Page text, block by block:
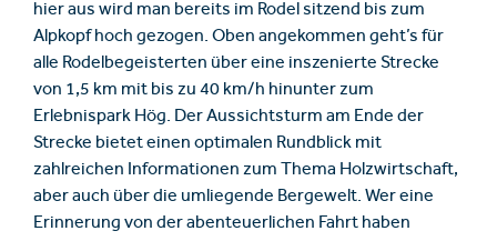
hier aus wird man bereits im Rodel sitzend bis zum
Alpkopf hoch gezogen. Oben angekommen geht’s für
alle Rodelbegeisterten über eine inszenierte Strecke
von 1,5 km mit bis zu 40 km/h hinunter zum
Erlebnispark Hög. Der Aussichtsturm am Ende der
Strecke bietet einen optimalen Rundblick mit
zahlreichen Informationen zum Thema Holzwirtschaft,
aber auch über die umliegende Bergewelt. Wer eine
Erinnerung von der abenteuerlichen Fahrt haben